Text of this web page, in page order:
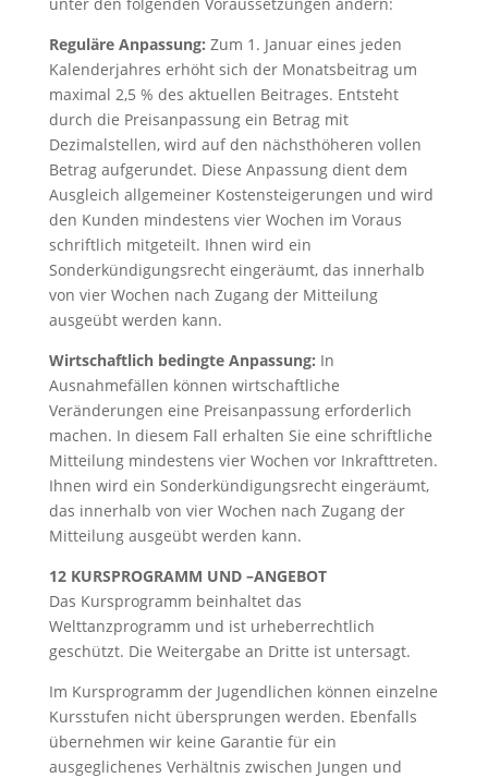
Reguläre Anpassung: Zum 1. Januar eines jeden
Kalenderjahres erhöht sich der Monatsbeitrag um
maximal 2,5 % des aktuellen Beitrages. Entsteht
durch die Preisanpassung ein Betrag mit
Dezimalstellen, wird auf den nächsthöheren vollen
Betrag aufgerundet. Diese Anpassung dient dem
Ausgleich allgemeiner Kostensteigerungen und wird
den Kunden mindestens vier Wochen im Voraus
schriftlich mitgeteilt. Ihnen wird ein
Sonderkündigungsrecht eingeräumt, das innerhalb
von vier Wochen nach Zugang der Mitteilung
ausgeübt werden kann.
Wirtschaftlich bedingte Anpassung: In
Ausnahmefällen können wirtschaftliche
Veränderungen eine Preisanpassung erforderlich
machen. In diesem Fall erhalten Sie eine schriftliche
Mitteilung mindestens vier Wochen vor Inkrafttreten.
Ihnen wird ein Sonderkündigungsrecht eingeräumt,
das innerhalb von vier Wochen nach Zugang der
Mitteilung ausgeübt werden kann.
12 KURSPROGRAMM UND –ANGEBOT
Das Kursprogramm beinhaltet das
Welttanzprogramm und ist urheberrechtlich
geschützt. Die Weitergabe an Dritte ist untersagt.
Im Kursprogramm der Jugendlichen können einzelne
Kursstufen nicht übersprungen werden. Ebenfalls
übernehmen wir keine Garantie für ein
ausgeglichenes Verhältnis zwischen Jungen und